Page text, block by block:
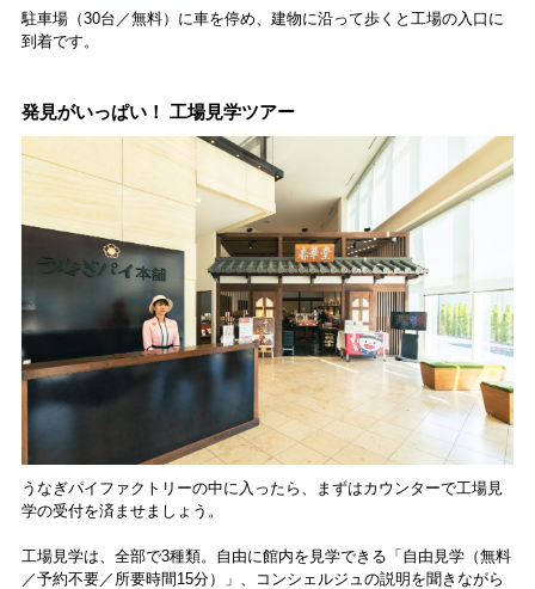
駐車場（30台／無料）に車を停め、建物に沿って歩くと工場の入口に
到着です。
発見がいっぱい！ 工場見学ツアー
うなぎパイファクトリーの中に入ったら、まずはカウンターで工場見
学の受付を済ませましょう。
工場見学は、全部で3種類。自由に館内を見学できる「自由見学（無料
／予約不要／所要時間15分）」、コンシェルジュの説明を聞きながら